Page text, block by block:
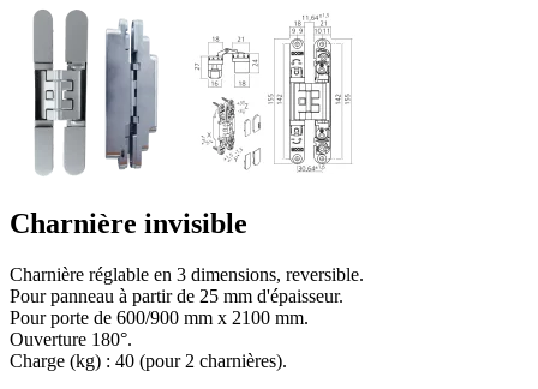
Charnière invisible
Charnière réglable en 3 dimensions, reversible.
Pour panneau à partir de 25 mm d'épaisseur.
Pour porte de 600/900 mm x 2100 mm.
Ouverture 180°.
Charge (kg) : 40 (pour 2 charnières).